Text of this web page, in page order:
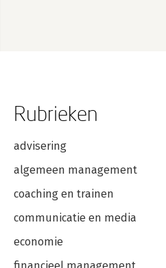
Rubrieken
advisering
algemeen management
coaching en trainen
communicatie en media
economie
financieel management